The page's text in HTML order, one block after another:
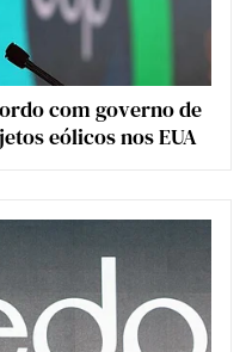
com governo de
eólicos nos EUA